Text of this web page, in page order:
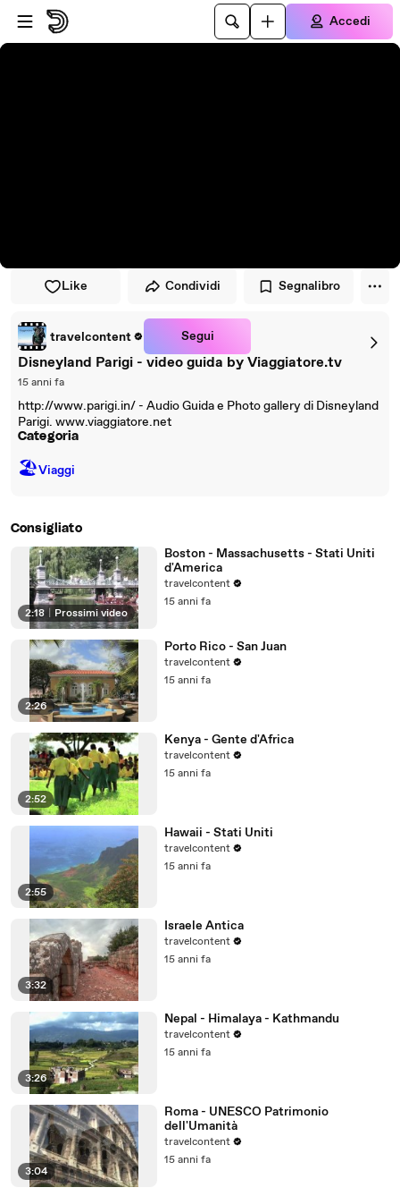
Vai al lettore
Passa al contenuto principale
Accedi
Like Condividi Segnalibro
travelcontent Segui
Disneyland Parigi - video guida by Viaggiatore.tv
15 anni fa
http://www.parigi.in/ - Audio Guida e Photo gallery di Disneyland
Parigi. www.viaggiatore.net
Categoria
🏖Viaggi
Consigliato
2:18 Prossimi video
Boston - Massachusetts - Stati Uniti
d'America
travelcontent
15 anni fa
2:26
Porto Rico - San Juan
travelcontent
15 anni fa
2:52
Kenya - Gente d'Africa
travelcontent
15 anni fa
2:55
Hawaii - Stati Uniti
travelcontent
15 anni fa
3:32
Israele Antica
travelcontent
15 anni fa
3:26
Nepal - Himalaya - Kathmandu
travelcontent
15 anni fa
3:04
Roma - UNESCO Patrimonio
dell'Umanità
travelcontent
15 anni fa